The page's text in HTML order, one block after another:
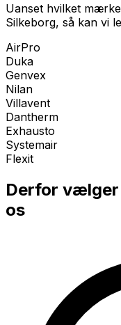
Uanset hvilket
Silkeborg, så kan vi
AirPro
Duka
Genvex
Nilan
Villavent
Dantherm
Exhausto
Systemair
Flexit
Derfor vælger
os